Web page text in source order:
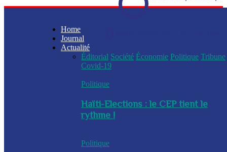
Home
Journal
Actualité
Éditorial Société Économie Politique Tribune
Covid-19
Politique
Haïti-Elections : le CEP tient le
rythme !
Politique